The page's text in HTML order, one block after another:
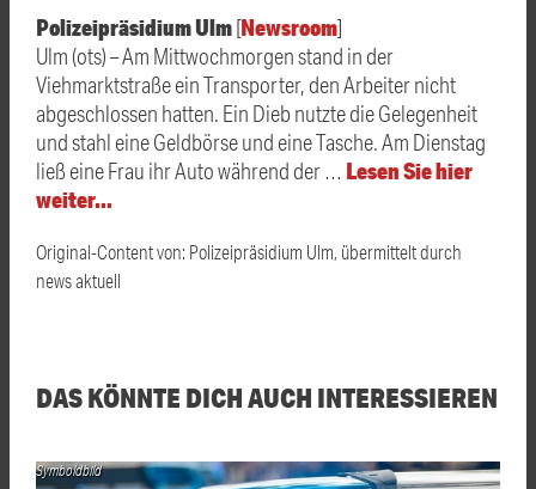
Polizeipräsidium Ulm[Newsroom]
Ulm (ots) – Am Mittwochmorgen stand in der
Viehmarktstraße ein Transporter, den Arbeiter nicht
abgeschlossen hatten. Ein Dieb nutzte die Gelegenheit
und stahl eine Geldbörse und eine Tasche. Am Dienstag
ließ eine Frau ihr Auto während der … Lesen Sie hier
weiter…
Original-Content von: Polizeipräsidium Ulm, übermittelt durch
news aktuell
DAS KÖNNTE DICH AUCH INTERESSIEREN
Symboldbild